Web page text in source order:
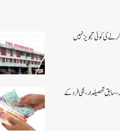
کی کوئی تجویز نہیں
تحصیلدار، نجی فرد کے